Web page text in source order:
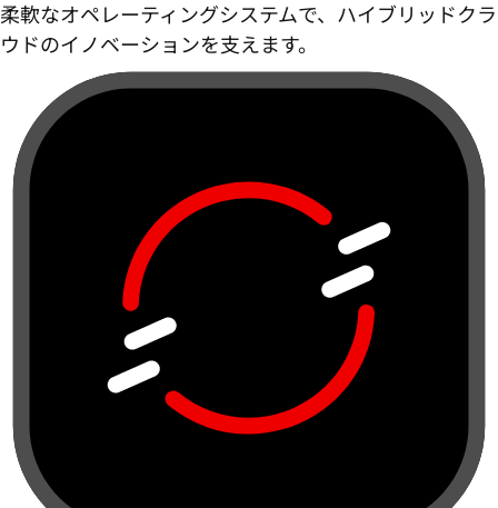
柔軟なオペレーティングシステムで、ハイブリッドクラ
ウドのイノベーションを支えます。